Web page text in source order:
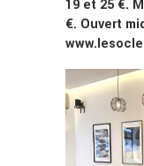
19 et 25 €.
€. Ouvert